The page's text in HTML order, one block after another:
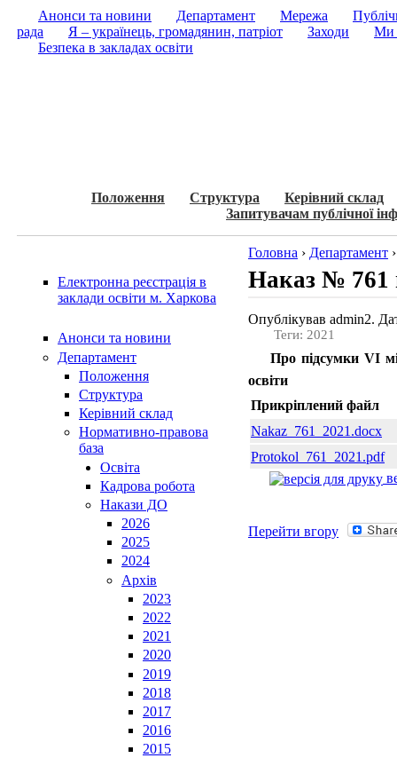
Анонси та новини Департамент Мережа
рада
Я – українець, громадянин, патріот Заходи
Ми
Безпека в закладах освіти
Положення Структура
Керівний склад
Запитувачам публічної
Електронна реєстрація в
заклади освіти м. Харкова
Анонси та новини
Департамент
Положення
Структура
Керівний склад
Нормативно-правова
база
Освiта
Кадрова робота
Накази ДО
2026
2025
2024
Архів
2023
2022
2021
2020
2019
2018
2017
2016
2015
Головна › Департамент
Наказ № 761
Опублікував admin2.
Теги: 2021
Про підсумки VІ
освіти
Прикріплений файл
Nakaz_761_2021.docx
Protokol_761_2021.pdf
Перейти вгору